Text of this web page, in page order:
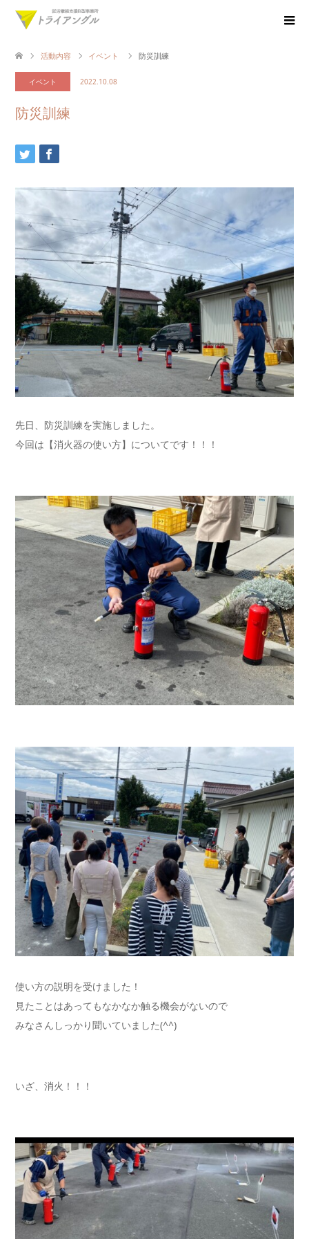
活動内容 イベント 防災訓練
イベント 2022.10.08
防災訓練
先日、防災訓練を実施しました。
今回は【消火器の使い方】についてです！！！
使い方の説明を受けました！
見たことはあってもなかなか触る機会がないので
みなさんしっかり聞いていました(^^)
いざ、消火！！！